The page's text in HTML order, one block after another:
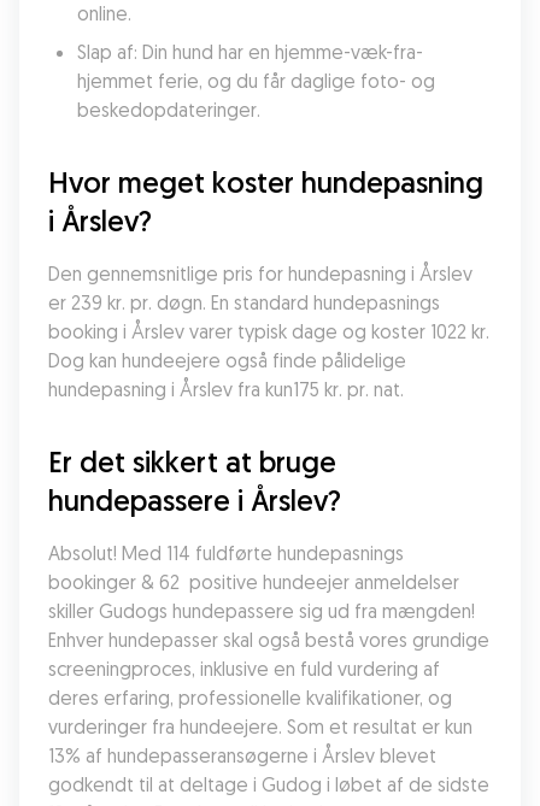
online.
Slap af: Din hund har en hjemme-væk-fra-
hjemmet ferie, og du får daglige foto- og
beskedopdateringer.
Hvor meget koster hundepasning
i Årslev?
Den gennemsnitlige pris for hundepasning i Årslev
er 239 kr. pr. døgn. En standard hundepasnings
booking i Årslev varer typisk dage og koster 1022 kr.
Dog kan hundeejere også finde pålidelige
hundepasning i Årslev fra kun175 kr. pr. nat.
Er det sikkert at bruge
hundepassere i Årslev?
Absolut! Med 114 fuldførte hundepasnings
bookinger & 62  positive hundeejer anmeldelser
skiller Gudogs hundepassere sig ud fra mængden!
Enhver hundepasser skal også bestå vores grundige
screeningproces, inklusive en fuld vurdering af
deres erfaring, professionelle kvalifikationer, og
vurderinger fra hundeejere. Som et resultat er kun
13% af hundepasseransøgerne i Årslev blevet
godkendt til at deltage i Gudog i løbet af de sidste